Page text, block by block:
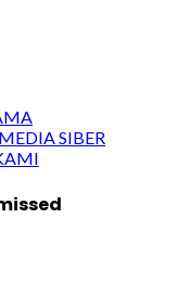
SIBER